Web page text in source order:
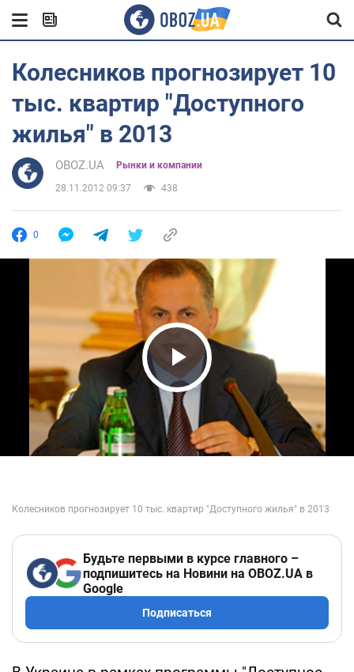
Колесников прогнозирует 10
тыс. квартир "Доступного
жилья" в 2013
OBOZ.UA Рынки и компании
28.11.2012 09:37 438
0
Play Video
Будьте первыми в курсе главного –
подпишитесь на Новини на OBOZ.UA в
Google
Подписаться